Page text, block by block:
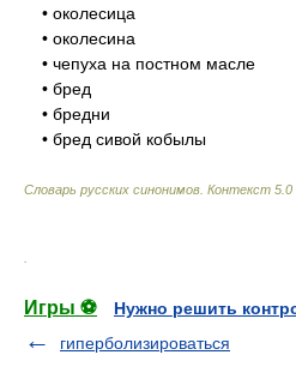
• околесица
• околесина
• чепуха на постном масле
• бред
• бредни
• бред сивой кобылы
Словарь русских синонимов. Контекст
Игры ⚽
Нужно решить
гиперболизироваться